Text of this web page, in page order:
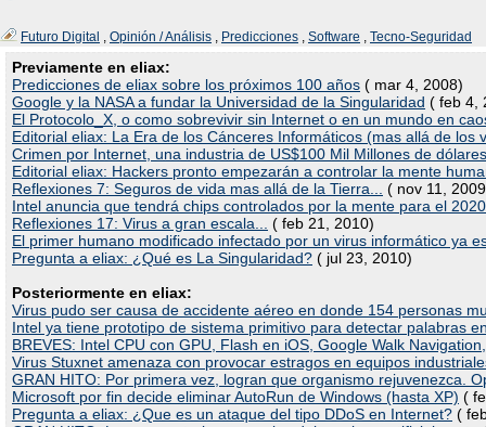
Futuro Digital , Opinión / Análisis , Predicciones , Software , Tecno-Seguridad
Previamente en eliax:
Predicciones de eliax sobre los próximos 100 años ( mar 4, 2008)
Google y la NASA a fundar la Universidad de la Singularidad ( feb 4,
El Protocolo_X, o como sobrevivir sin Internet o en un mundo en
Editorial eliax: La Era de los Cánceres Informáticos (mas allá de los
Crimen por Internet, una industria de US$100 Mil Millones de dólares
Editorial eliax: Hackers pronto empezarán a controlar la mente
Reflexiones 7: Seguros de vida mas allá de la Tierra...
( nov 11,
Intel anuncia que tendrá chips controlados por la mente para el 2020
Reflexiones 17: Virus a gran escala...
( feb 21, 2010)
El primer humano modificado infectado por un virus informático ya
Pregunta a eliax: ¿Qué es La Singularidad? ( jul 23, 2010)
Posteriormente en eliax:
Virus pudo ser causa de accidente aéreo en donde 154 personas
Intel ya tiene prototipo de sistema primitivo para detectar palabras
BREVES: Intel CPU con GPU, Flash en iOS, Google Walk
Virus Stuxnet amenaza con provocar estragos en equipos
GRAN HITO: Por primera vez, logran que organismo rejuvenezca.
Microsoft por fin decide eliminar AutoRun de Windows (hasta XP) (
Pregunta a eliax: ¿Que es un ataque del tipo DDoS en Internet? (